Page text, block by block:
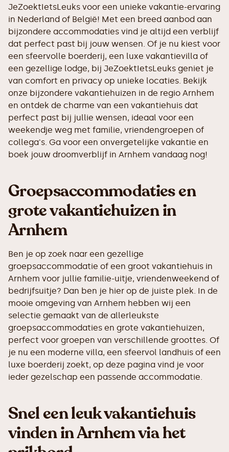
JeZoektIetsLeuks voor een unieke vakantie-ervaring
in Nederland of België! Met een breed aanbod aan
bijzondere accommodaties vind je altijd een verblijf
dat perfect past bij jouw wensen. Of je nu kiest voor
een sfeervolle boerderij, een luxe vakantievilla of
een gezellige lodge, bij JeZoektIetsLeuks geniet je
van comfort en privacy op unieke locaties. Bekijk
onze bijzondere vakantiehuizen in de regio Arnhem
en ontdek de charme van een vakantiehuis dat
perfect past bij jullie wensen, ideaal voor een
weekendje weg met familie, vriendengroepen of
collega's. Ga voor een onvergetelijke vakantie en
boek jouw droomverblijf in Arnhem vandaag nog!
Groepsaccommodaties en
grote vakantiehuizen in
Arnhem
Ben je op zoek naar een gezellige
groepsaccommodatie of een groot vakantiehuis in
Arnhem voor jullie familie-uitje, vriendenweekend of
bedrijfsuitje? Dan ben je hier op de juiste plek. In de
mooie omgeving van Arnhem hebben wij een
selectie gemaakt van de allerleukste
groepsaccommodaties en grote vakantiehuizen,
perfect voor groepen van verschillende groottes. Of
je nu een moderne villa, een sfeervol landhuis of een
luxe boerderij zoekt, op deze pagina vind je voor
ieder gezelschap een passende accommodatie.
Snel een leuk vakantiehuis
vinden in Arnhem via het